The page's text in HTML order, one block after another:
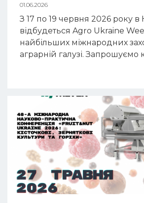
01.06.2026
З 17 по 19 червня 2026 року в
відбудеться Agro Ukraine
найбільших міжнародних
аграрній галузі. Запрошуємо
стенд у КВЦ «Парковий»